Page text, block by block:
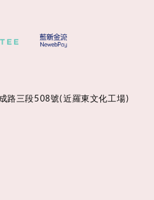
路三段508號(近羅東文化工場)